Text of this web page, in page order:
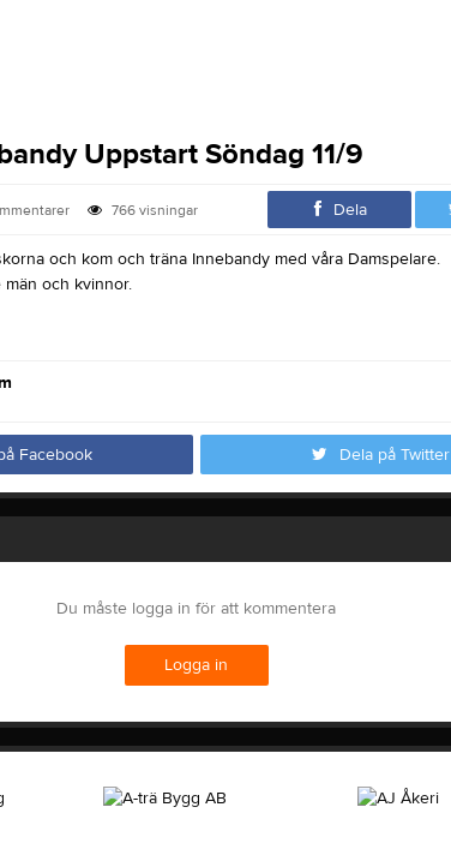
Uppstart Söndag 11/9
766visningar Dela
och kom och träna Innebandy med våra Damspelare.
och kvinnor.
Facebook Dela på Twitter
Du måste logga in för att kommentera
Logga in